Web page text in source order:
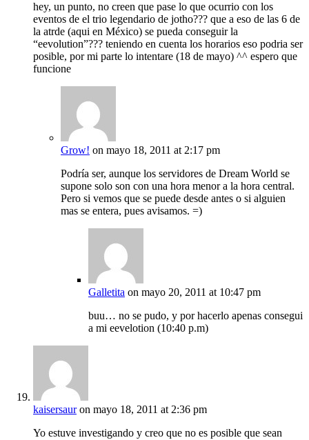
hey, un punto, no creen que pase lo que ocurrio con los
eventos de el trio legendario de jotho??? que a eso de las 6 de
la atrde (aqui en México) se pueda conseguir la
“eevolution”??? teniendo en cuenta los horarios eso podria ser
posible, por mi parte lo intentare (18 de mayo) ^^ espero que
funcione
Grow! on mayo 18, 2011 at 2:17 pm
Podría ser, aunque los servidores de Dream World se
supone solo son con una hora menor a la hora central.
Pero si vemos que se puede desde antes o si alguien
mas se entera, pues avisamos. =)
Galletita on mayo 20, 2011 at 10:47 pm
buu… no se pudo, y por hacerlo apenas consegui
a mi eevelotion (10:40 p.m)
kaisersaur on mayo 18, 2011 at 2:36 pm
Yo estuve investigando y creo que no es posible que sean